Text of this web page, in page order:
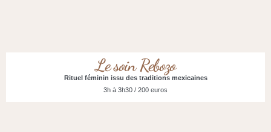
Le soin Rebozo
Rituel féminin issu des traditions mexicaines
3h à 3h30 / 200 euros